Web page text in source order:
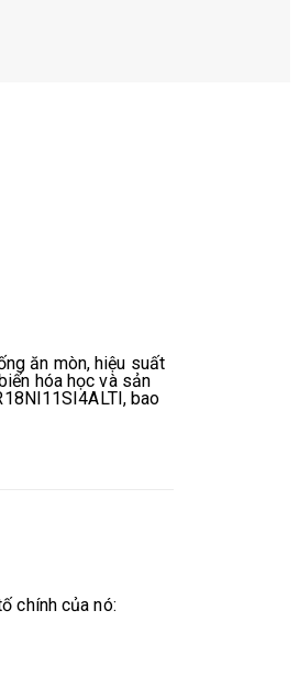
ăn mòn, hiệu suất
hóa học và sản
bao
chính của nó: